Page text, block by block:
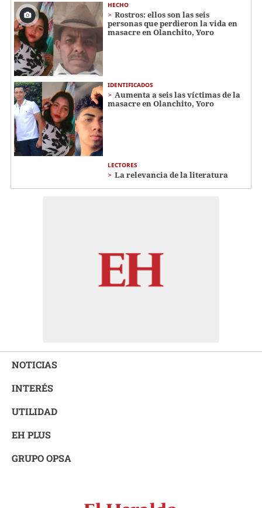
HECHO
Rostros: ellos son las seis
personas que perdieron la vida en
masacre en Olanchito, Yoro
IDENTIFICADOS
Aumenta a seis las víctimas de la
masacre en Olanchito, Yoro
LECTORES
La relevancia de la literatura
NOTICIAS
INTERÉS
UTILIDAD
EH PLUS
GRUPO OPSA